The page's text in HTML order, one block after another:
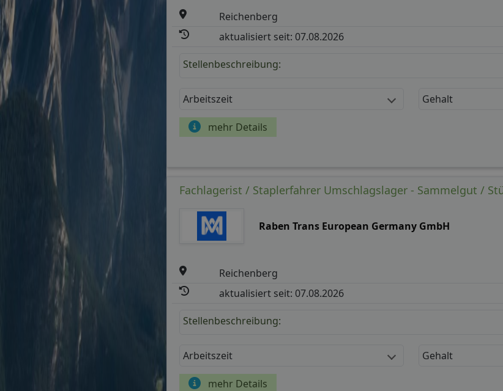
Reichenberg
aktualisiert seit: 07.08.2026
Stellenbeschreibung:
Arbeitszeit Gehalt
mehr Details
Fachlagerist / Staplerfahrer Umschlagslager - Sammelgut /
Raben Trans European Germany GmbH
Reichenberg
aktualisiert seit: 07.08.2026
Stellenbeschreibung:
Arbeitszeit Gehalt
mehr Details